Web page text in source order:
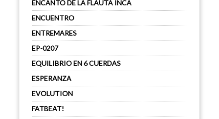
ENCANTO DE LA FLAUTA INCA
ENCUENTRO
ENTREMARES
EP-0207
EQUILIBRIO EN 6 CUERDAS
ESPERANZA
EVOLUTION
FATBEAT!